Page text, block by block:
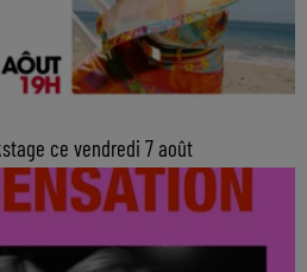
ce vendredi 7 août